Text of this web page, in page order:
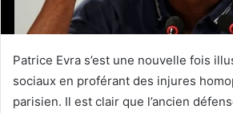
Patrice Evra s’est une nouvelle fois
sociaux en proférant des injures
parisien. Il est clair que l’ancien